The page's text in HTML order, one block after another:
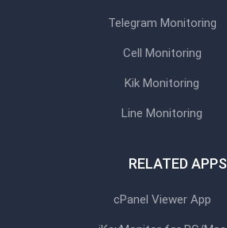
Telegram Monitoring
Cell Monitoring
Kik Monitoring
Line Monitoring
RELATED APPS
cPanel Viewer App